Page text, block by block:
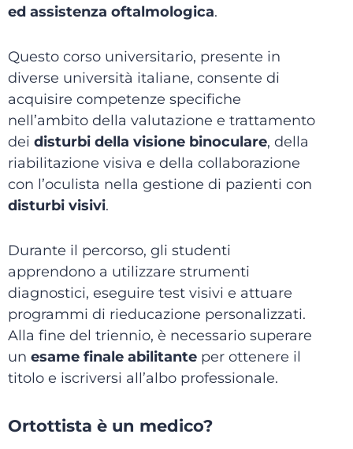
ed assistenza oftalmologica.
Questo corso universitario, presente in
diverse università italiane, consente di
acquisire competenze specifiche
nell’ambito della valutazione e trattamento
dei disturbi della visione binoculare, della
riabilitazione visiva e della collaborazione
con l’oculista nella gestione di pazienti con
disturbi visivi.
Durante il percorso, gli studenti
apprendono a utilizzare strumenti
diagnostici, eseguire test visivi e attuare
programmi di rieducazione personalizzati.
Alla fine del triennio, è necessario superare
un esame finale abilitante per ottenere il
titolo e iscriversi all’albo professionale.
Ortottista è un medico?